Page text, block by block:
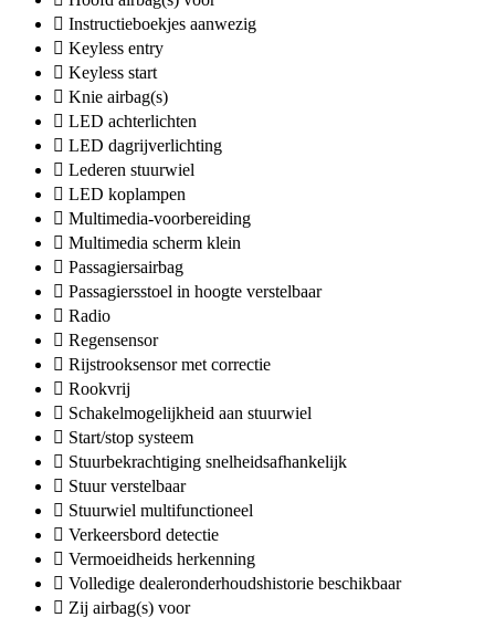
Instructieboekjes aanwezig
Keyless entry
Keyless start
Knie airbag(s)
LED achterlichten
LED dagrijverlichting
Lederen stuurwiel
LED koplampen
Multimedia-voorbereiding
Multimedia scherm klein
Passagiersairbag
Passagiersstoel in hoogte verstelbaar
Radio
Regensensor
Rijstrooksensor met correctie
Rookvrij
Schakelmogelijkheid aan stuurwiel
Start/stop systeem
Stuurbekrachtiging snelheidsafhankelijk
Stuur verstelbaar
Stuurwiel multifunctioneel
Verkeersbord detectie
Vermoeidheids herkenning
Volledige dealeronderhoudshistorie beschikbaar
Zij airbag(s) voor